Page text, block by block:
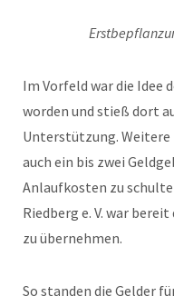
Im Vorfeld war die
worden und stieß dort
Unterstützung. Weitere
auch ein bis zwei
Anlaufkosten zu
Riedberg e. V. war
zu übernehmen.
So standen die Gelder